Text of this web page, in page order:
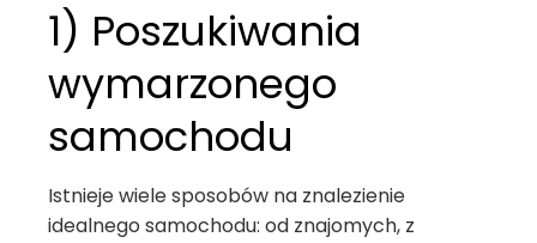
1) Poszukiwania
wymarzonego
samochodu
Istnieje wiele sposobów na znalezienie
idealnego samochodu: od znajomych, z